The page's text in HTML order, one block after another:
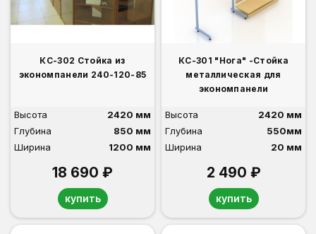
КС-302 Стойка из
экономпанели 240-120-85
Высота
2420 мм
Глубина
850 мм
Ширина
1200 мм
18 690 ₽
купить
КС-301 "Нога" -Стойка
металлическая для
экономпанели
Высота
2420 мм
Глубина
550мм
Ширина
20 мм
2 490 ₽
купить